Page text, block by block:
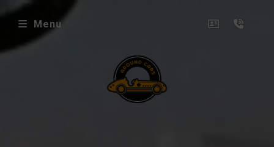
Menu